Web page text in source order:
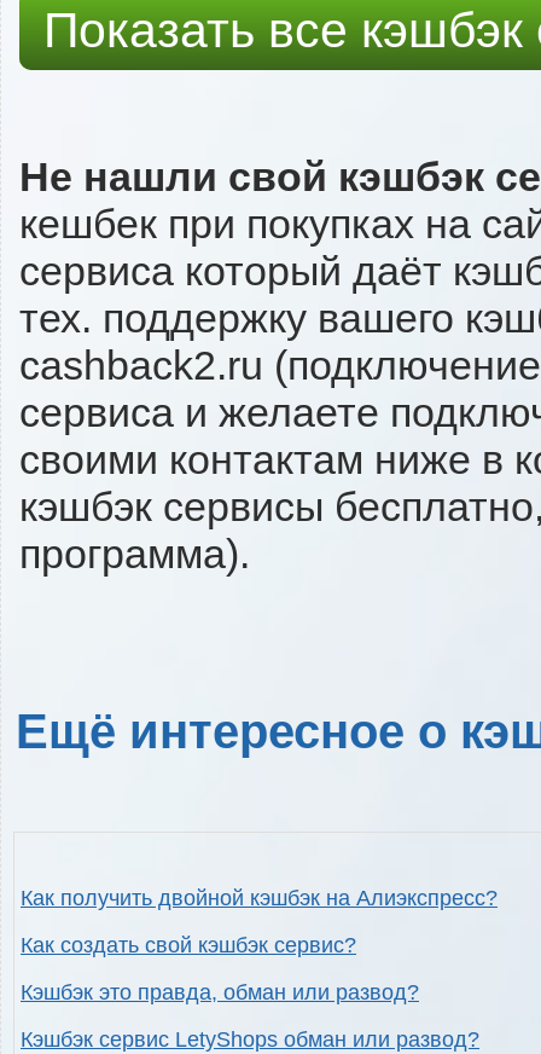
Показать все
Не нашли свой кэшбэк
кешбек при покупках на
сервиса который даёт
тех. поддержку вашего
cashback2.ru
сервиса и желаете
своими контактам ниже в
кэшбэк сервисы
программа).
Ещё интересное о
Как получить двойной кэшбэк на Алиэкспресс?
Как создать свой кэшбэк сервис?
Кэшбэк это правда, обман или развод?
Кэшбэк сервис LetyShops обман или развод?